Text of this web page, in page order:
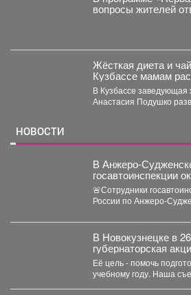
вопросы жителей
администрации
Жёсткая диета и
Кузбассе мамам
грудном
В Кузбассе заведующая
Анастасия Подушко
НОВОСТИ
В Анжеро-
госавтоинспекции
помощь мужчине,
укуса гадюки
🚨Сотрудники
России по Анжеро-
лейтенант...
В Новокузнецке в
губернаторская
каждому
Её цель - помочь
учебному году. Наша